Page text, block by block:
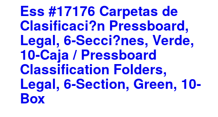
Ess #17176 Carpetas de
Clasificaci?n Pressboard,
Legal, 6-Secci?nes, Verde,
10-Caja / Pressboard
Classification Folders,
Legal, 6-Section, Green, 10-
Box